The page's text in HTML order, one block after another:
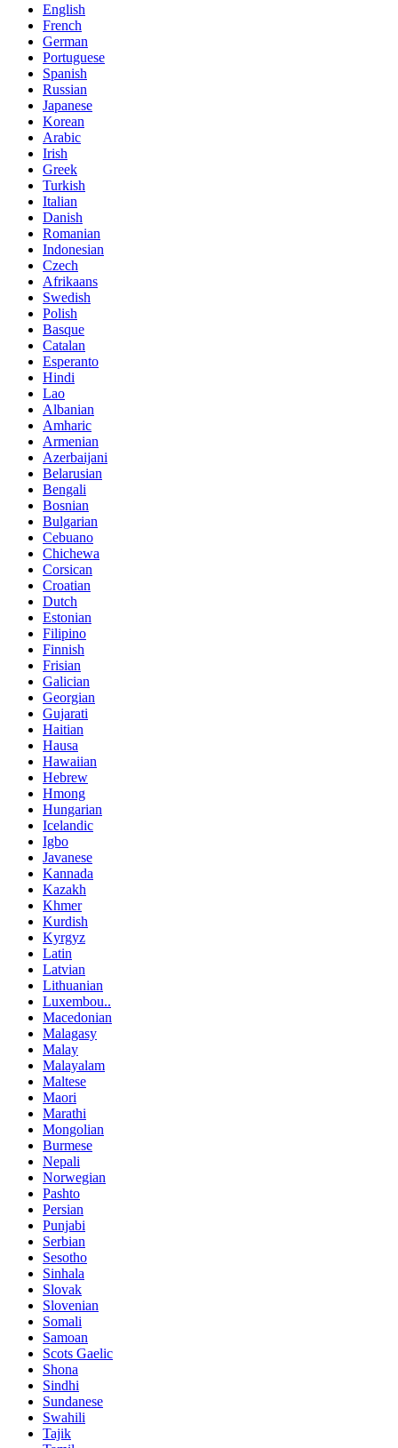
English
French
German
Portuguese
Spanish
Russian
Japanese
Korean
Arabic
Irish
Greek
Turkish
Italian
Danish
Romanian
Indonesian
Czech
Afrikaans
Swedish
Polish
Basque
Catalan
Esperanto
Hindi
Lao
Albanian
Amharic
Armenian
Azerbaijani
Belarusian
Bengali
Bosnian
Bulgarian
Cebuano
Chichewa
Corsican
Croatian
Dutch
Estonian
Filipino
Finnish
Frisian
Galician
Georgian
Gujarati
Haitian
Hausa
Hawaiian
Hebrew
Hmong
Hungarian
Icelandic
Igbo
Javanese
Kannada
Kazakh
Khmer
Kurdish
Kyrgyz
Latin
Latvian
Lithuanian
Luxembou..
Macedonian
Malagasy
Malay
Malayalam
Maltese
Maori
Marathi
Mongolian
Burmese
Nepali
Norwegian
Pashto
Persian
Punjabi
Serbian
Sesotho
Sinhala
Slovak
Slovenian
Somali
Samoan
Scots Gaelic
Shona
Sindhi
Sundanese
Swahili
Tajik